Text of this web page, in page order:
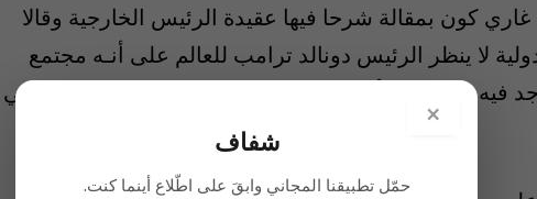
كون بمقالة شرحا فيها عقيدة الرئيس الخارجية وقالا
لا ينظر الرئيس دونالد ترامب للعالم على أنـه مجتمع
فيه وتتفاعل الأمم والجهات غير الحكومية والشركات التي
×
شفاف
حمّل تطبيقنا المجاني وابقَ على اطّلاع أينما كنت.